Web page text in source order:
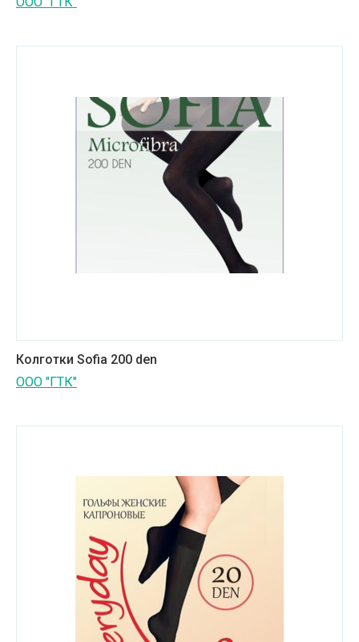
Химическая промышленность
Энергетическое и горное машиностроение
Среднее специальное образование
Оборудование для промышленных
Колготки Sofia 200 den
ООО "ГТК"